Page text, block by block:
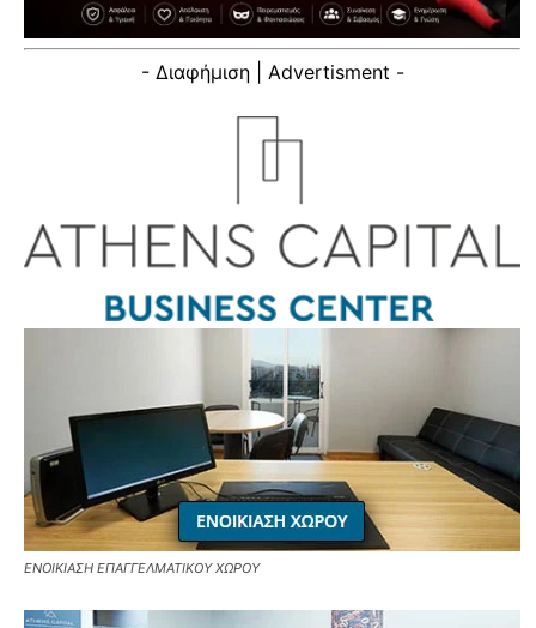
- Διαφήμιση | Advertisment -
ΕΝΟΙΚΙΑΣΗ ΕΠΑΓΓΕΛΜΑΤΙΚΟΥ ΧΩΡΟΥ